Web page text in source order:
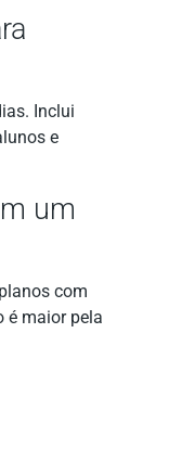
Inclui
e
um
com
é maior pela